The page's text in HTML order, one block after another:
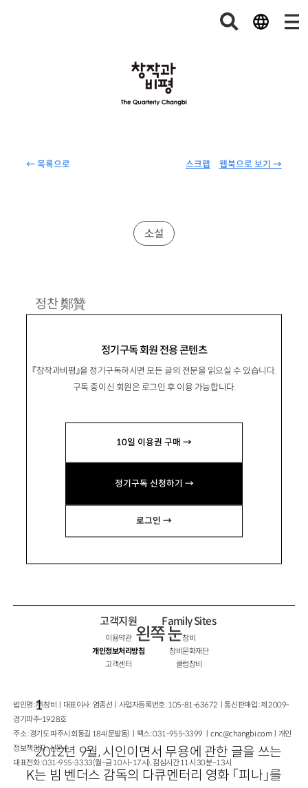
← 목록으로 웹북으로 보기 →
스크랩
정기구독 회원 전용 콘텐츠
『창작과비평』을 정기구독하시면 모든 글의 전문을 읽으실 수 있습니다.
구독 중이신 회원은 로그인 후 이용 가능합니다.
10일 이용권 구매 →
정기구독 신청하기 →
로그인 →
소설
정찬鄭贊
소설집 『기억의 강』 『완전한 영혼』 『아늑한 길』
결한 집』 『새의 시선』, 장편소설 『세상의 저녁』
『로뎀나무 아래서』 『그림자 영혼』 『광야』 『유랑
자』 『길, 저쪽』 『골짜기에 잠든 자』 『발 없는 새』
lodem53@hanmail.net
왼쪽 눈
1
2012년 9월, 시인이면서 무용에 관한 글을 쓰는
K는 빔 벤더스 감독의 다큐멘터리 영화 「피나」를
고객지원
이용약관
개인정보처리방침
고객센터
Family Sites
창비
창비문화재단
클럽창비
법인명 : ㈜창비ㅣ대표이사 : 염종선ㅣ사업자등록번호 : 105-81-63672ㅣ통신판매업 : 제 2009-
경기파주-1928호
주소 : 경기도 파주시 회동길 184(문발동)ㅣ팩스 : 031-955-3399 ㅣcnc@changbi.com ㅣ개인
정보책임자 : 신문수
대표전화 : 031-955-3333(월~금 10시~17시), 점심시간 11시 30분~13시